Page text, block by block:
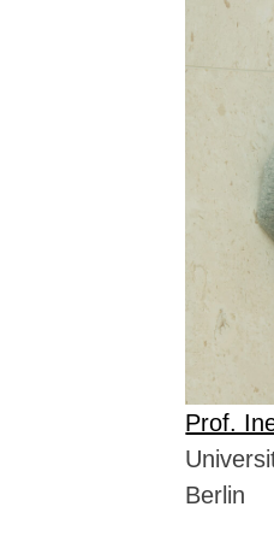
Prof.
Berlin